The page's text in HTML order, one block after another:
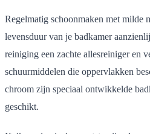
Regelmatig schoonmaken met milde
levensduur van je badkamer
reiniging een zachte allesreiniger en
schuurmiddelen die oppervlakken
chroom zijn speciaal ontwikkelde
geschikt.